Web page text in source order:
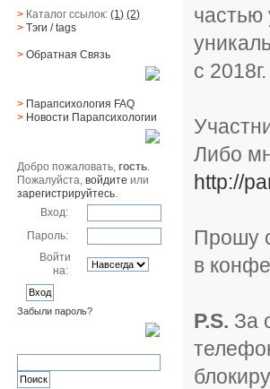
> Каталог ссылок:(1) (2)
> Тэги/ tags
> Обратная Cвязь
> Парапсихология FAQ
> Новости Парапсихологии
Добро пожаловать,гость.
Пожалуйста,войдите или
зарегистрируйтесь.
Вход:
Пароль:
Войти
на:
Забыли пароль?
частью
с
Либо
http://
Прошу
в
P.S. За